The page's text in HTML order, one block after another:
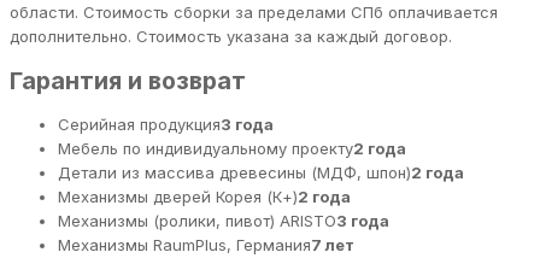
области. Стоимость сборки за пределами СПб оплачивается
дополнительно. Стоимость указана за каждый договор.
Гарантия и возврат
Серийная продукция3 года
Мебель по индивидуальному проекту2 года
Детали из массива древесины (МДФ, шпон)2 года
Механизмы дверей Корея (К+)2 года
Механизмы (ролики, пивот) ARISTO3 года
Механизмы RaumPlus, Германия7 лет